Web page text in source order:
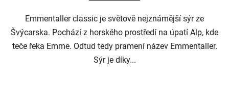
Emmentaller classic je světově nejznámější sýr ze
Švýcarska. Pochází z horského prostředí na úpatí Alp, kde
teče řeka Emme. Odtud tedy pramení název Emmentaller.
Sýr je díky...